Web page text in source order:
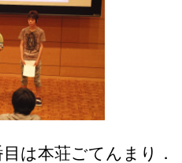
は本荘ごてんまり．